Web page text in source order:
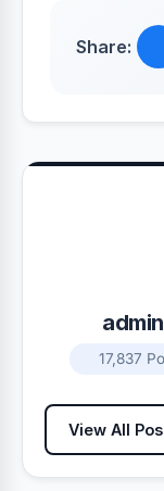
Share:
admin
17,837
View All